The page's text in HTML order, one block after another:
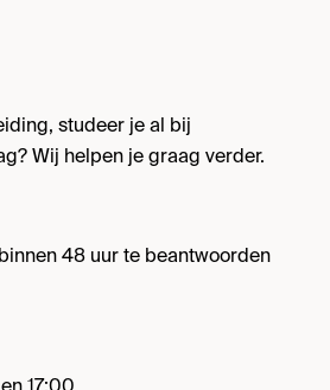
studeer je al bij
Wij helpen je graag verder.
48 uur te beantwoorden